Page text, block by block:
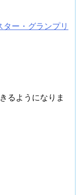
ー・グランプリ
るようになりま